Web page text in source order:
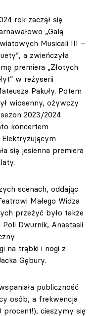
rok zaczął się
„Galą
Musicali III –
a zwieńczyła
premiera „Złotych
w reżyserii
Pakuły. Potem
wiosenny, ożywczy
2023/2024
koncertem
się jesienna premiera
scenach, oddając
Małego Widza
przeżyć było także
Dwurnik, Anastasii
na trąbki i nogi z
Gębury.
publiczność
osób, a frekwencja
procent!), cieszymy się